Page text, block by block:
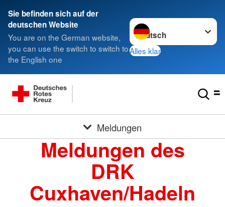
Sie befinden sich auf der
deutschen Website
You are on the German website,
you can use the switch to switch to
the English one
Sprache wechseln zu
Alles klar
Meldungen
Meldungen des
DRK
Cuxhaven/Hadeln